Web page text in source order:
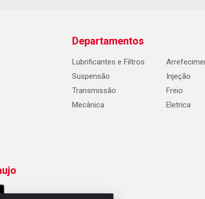
Departamentos
Lubrificantes e Filtros
Suspensão
Transmissão
Mecânica
Injeção
Freio
Eletrica